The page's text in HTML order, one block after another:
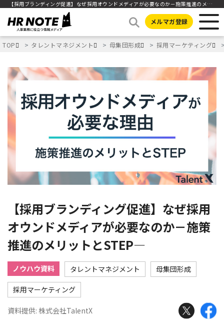
【採用ブランディング促進】なぜ採用オウンドメディアが必要なのか－施策推進のメリットとSTEP―
メルマガ登録
TOP タレントマネジメント 母集団形成 採用マーケティング
【採用ブランディング促進】なぜ採用
オウンドメディアが必要なのか－施策
推進のメリットとSTEP―
ノウハウ資料 タレントマネジメント 母集団形成
採用マーケティング
資料提供: 株式会社TalentX